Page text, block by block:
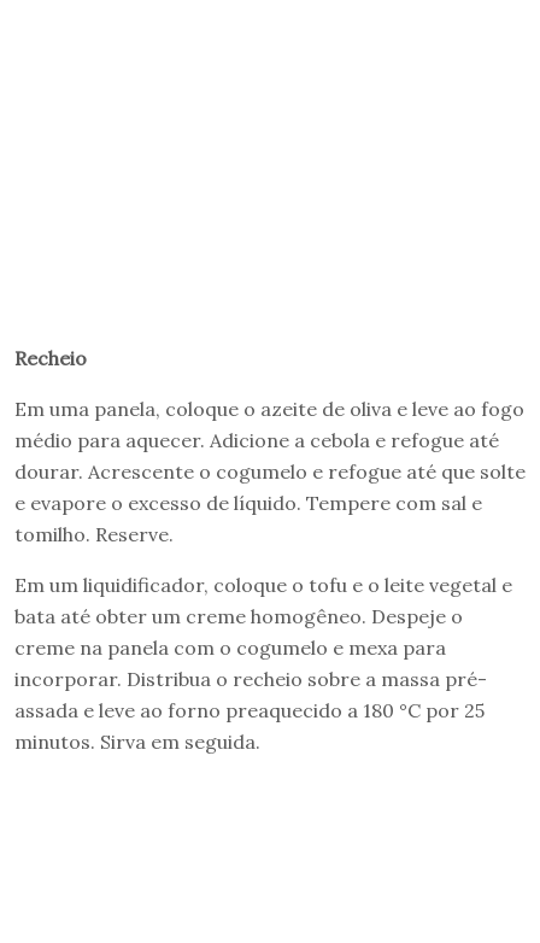
Recheio
Em uma panela, coloque o azeite de oliva e leve ao fogo
médio para aquecer. Adicione a cebola e refogue até
dourar. Acrescente o cogumelo e refogue até que solte
e evapore o excesso de líquido. Tempere com sal e
tomilho. Reserve.
Em um liquidificador, coloque o tofu e o leite vegetal e
bata até obter um creme homogêneo. Despeje o
creme na panela com o cogumelo e mexa para
incorporar. Distribua o recheio sobre a massa pré-
assada e leve ao forno preaquecido a 180 °C por 25
minutos. Sirva em seguida.